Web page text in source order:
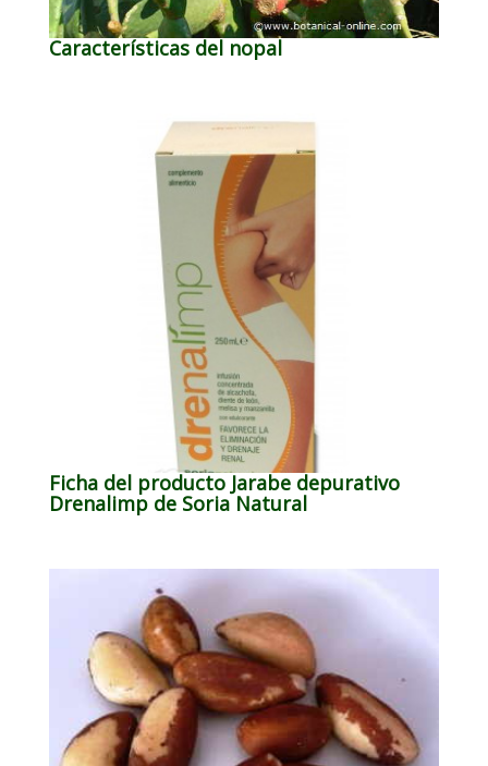
Características del nopal
Ficha del producto Jarabe depurativo
Drenalimp de Soria Natural